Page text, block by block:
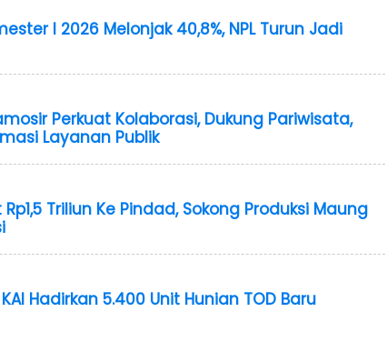
I 2026 Melonjak 40,8%, NPL Turun Jadi
Perkuat Kolaborasi, Dukung Pariwisata,
Layanan Publik
Triliun Ke Pindad, Sokong Produksi Maung
Hadirkan 5.400 Unit Hunian TOD Baru